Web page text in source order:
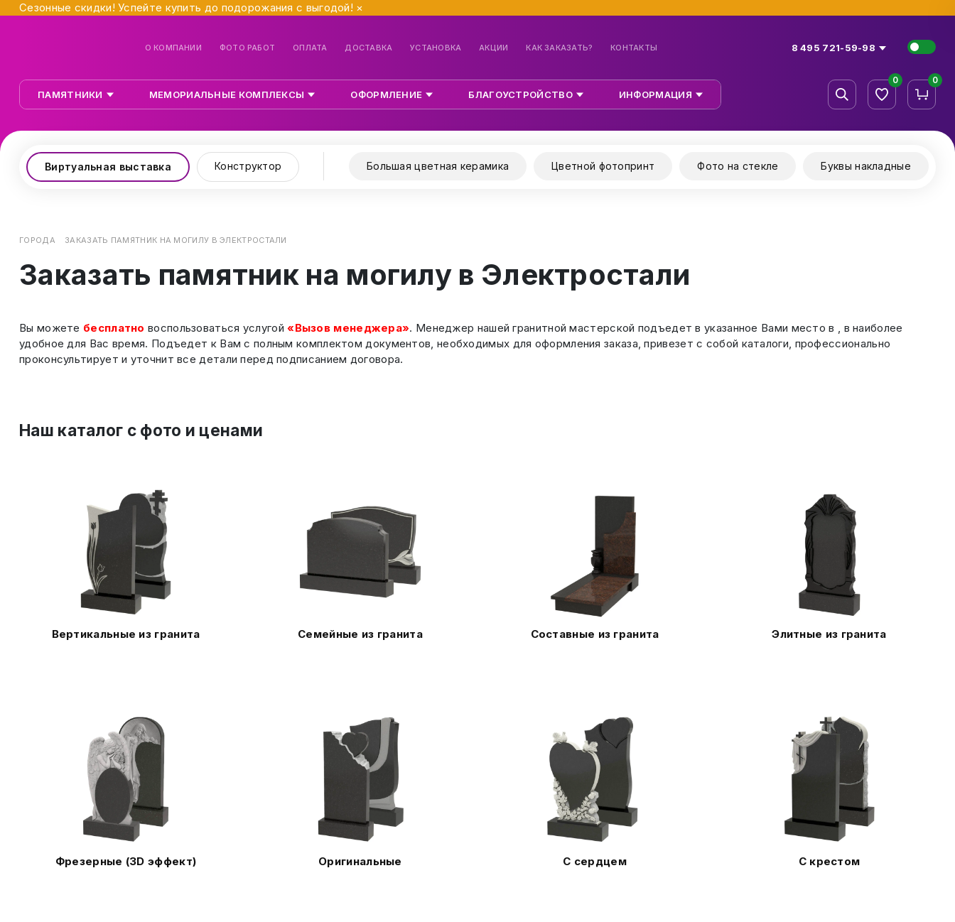
Сезонные скидки! Успейте купить до подорожания с выгодой! ×
О КОМПАНИИ ФОТО РАБОТ ОПЛАТА ДОСТАВКА УСТАНОВКА АКЦИИ КАК ЗАКАЗАТЬ? КОНТАКТЫ 8 495 721-59-98
ПАМЯТНИКИ МЕМОРИАЛЬНЫЕ КОМПЛЕКСЫ ОФОРМЛЕНИЕ БЛАГОУСТРОЙСТВО ИНФОРМАЦИЯ
0 0
Виртуальная выставка Конструктор Большая цветная керамика Цветной фотопринт Фото на стекле Буквы накладные
ГОРОДА ЗАКАЗАТЬ ПАМЯТНИК НА МОГИЛУ В ЭЛЕКТРОСТАЛИ
Заказать памятник на могилу в Электростали
Вы можете бесплатно воспользоваться услугой«Вызов менеджера». Менеджер нашей гранитной мастерской подъедет в указанное Вами место в , в наиболее
удобное для Вас время. Подъедет к Вам с полным комплектом документов, необходимых для оформления заказа, привезет с собой каталоги, профессионально
проконсультирует и уточнит все детали перед подписанием договора.
Наш каталог c фото и ценами
Вертикальные из гранита Семейные из гранита Составные из гранита Элитные из гранита
Фрезерные (3D эффект) Оригинальные С сердцем С крестом